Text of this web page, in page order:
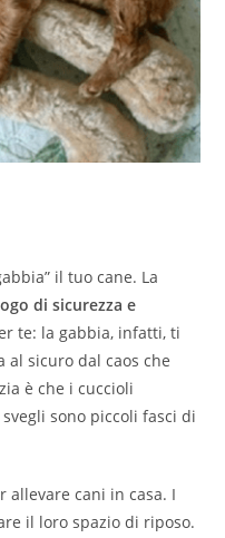
il tuo cane. La
di sicurezza e
te: la gabbia, infatti, ti
al sicuro dal caos che
è che i cuccioli
sono piccoli fasci di
allevare cani in casa. I
il loro spazio di riposo.